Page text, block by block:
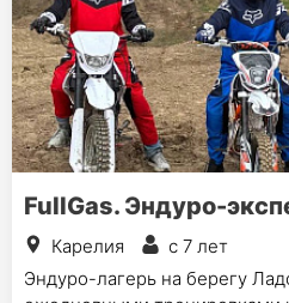
FullGas. Эндуро-
Карелия
с 7 лет
Эндуро-лагерь на берегу